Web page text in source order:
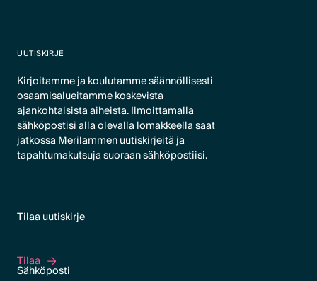
UUTISKIRJE
Kirjoitamme ja koulutamme säännöllisesti
osaamisalueitamme koskevista
ajankohtaisista aiheista. Ilmoittamalla
sähköpostisi alla olevalla lomakkeella saat
jatkossa Merilammen uutiskirjeitä ja
tapahtumakutsuja suoraan sähköpostiisi.
Tilaa uutiskirje
Tilaa
Tilaa